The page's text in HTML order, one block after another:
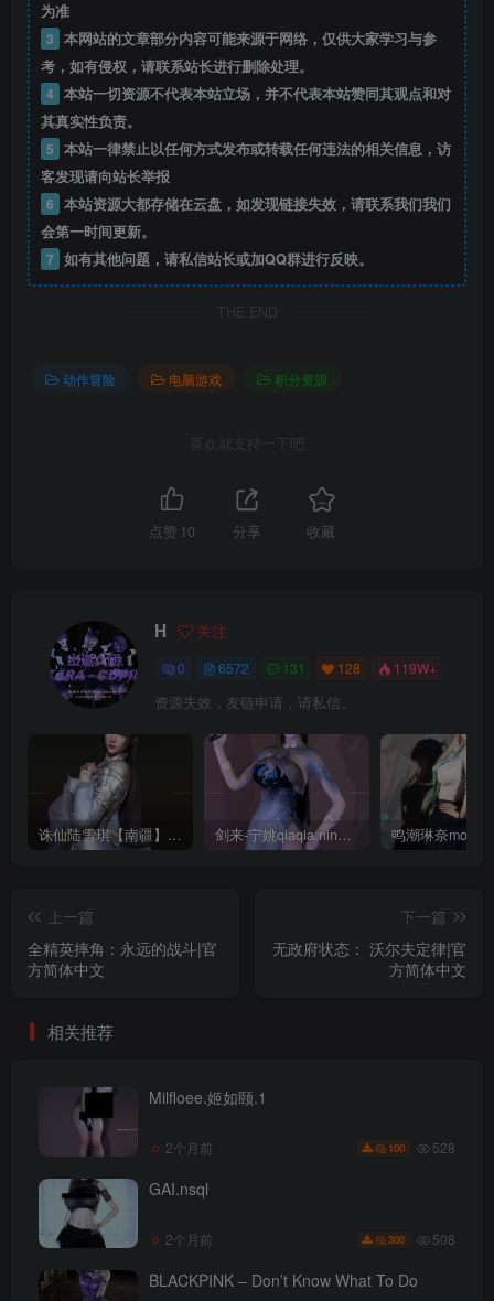
为准
3 本网站的文章部分内容可能来源于网络，仅供大家学习与参
考，如有侵权，请联系站长进行删除处理。
4 本站一切资源不代表本站立场，并不代表本站赞同其观点和对
其真实性负责。
5 本站一律禁止以任何方式发布或转载任何违法的相关信息，访
客发现请向站长举报
6 本站资源大都存储在云盘，如发现链接失效，请联系我们我们
会第一时间更新。
7 如有其他问题，请私信站长或加QQ群进行反映。
THE END
动作冒险 电脑游戏 积分资源
喜欢就支持一下吧
点赞 10 分享 收藏
H 关注
0 6572 131 128 119W+
资源失效，友链申请，请私信。
诛仙陆雪琪【南疆】CoveRig 剑来-宁姚qiaqia.ningyao-re.1
上一篇
全精英摔角：永远的战斗|官
方简体中文
下一篇
无政府状态： 沃尔夫定律|官
方简体中文
相关推荐
Milfloee.姬如颐.1
2个月前 100 528
GAI.nsql
2个月前 300 508
BLACKPINK – Don’t Know What To Do